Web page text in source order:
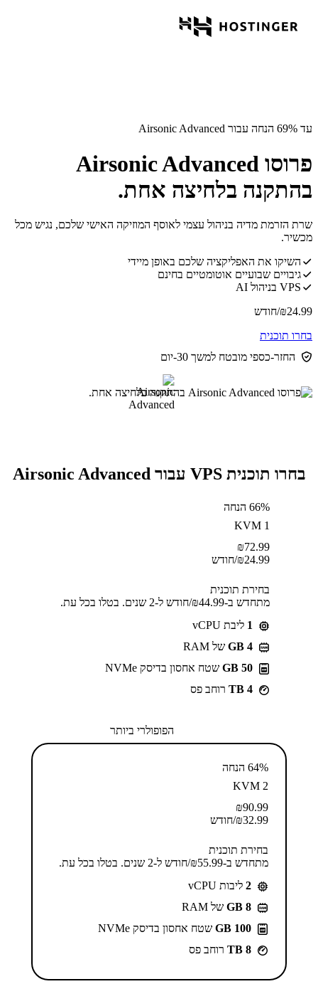
עד 69% הנחה עבור Airsonic Advanced
פרוסו Airsonic Advanced
בהתקנה בלחיצה אחת.
שרת הזרמת מדיה בניהול עצמי לאוסף המוזיקה האישי שלכם, נגיש מכל
מכשיר.
השיקו את האפליקציה שלכם באופן מיידי
גיבויים שבועיים אוטומטיים בחינם
VPS בניהול AI
24.99
₪/חודש
בחרו תוכנית
החזר-כספי מובטח למשך 30-יום
בחרו תוכנית VPS עבור Airsonic Advanced
66% הנחה
KVM 1
72.99
₪
24.99
₪/חודש
בחירת תוכנית
מתחדש ב-⁦44.99⁩₪/חודש ל-2 שנים. בטלו בכל עת.
1 ליבת vCPU
GB 4 של RAM
50 GB
שטח אחסון בדיסק NVMe
4 TB
רוחב פס
הפופולרי ביותר
64% הנחה
KVM 2
90.99
₪
32.99
₪/חודש
בחירת תוכנית
מתחדש ב-⁦55.99⁩₪/חודש ל-2 שנים. בטלו בכל עת.
2 ליבות vCPU
GB 8 של RAM
100 GB
שטח אחסון בדיסק NVMe
8 TB
רוחב פס